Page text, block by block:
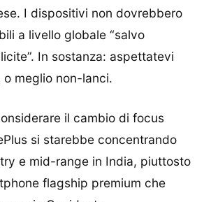
I dispositivi non dovrebbero
a livello globale “salvo
In sostanza: aspettatevi
o meglio non-lanci.
il cambio di focus
si starebbe concentrando
e mid-range in India, piuttosto
flagship premium che